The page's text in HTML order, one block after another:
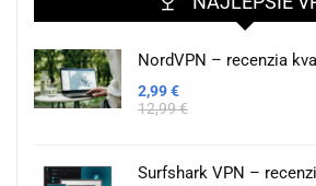
NordVPN – recenzia
2,99 €
12,99 €
Surfshark VPN –